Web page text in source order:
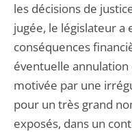
les décisions de
jugée, le législateur
conséquences
éventuelle
motivée par une
pour un très grand
exposés, dans un